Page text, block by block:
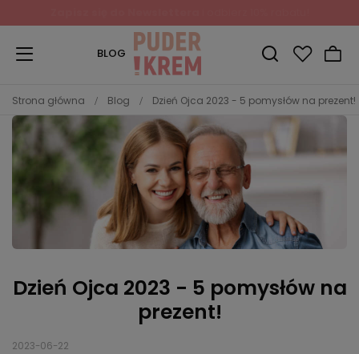
BLOG
Strona główna Blog Dzień Ojca 2023 - 5 pomysłów na prezent!
Dzień Ojca 2023 - 5 pomysłów na
prezent!
2023-06-22